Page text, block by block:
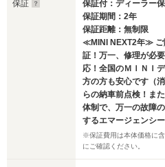
保証
保証付：ディーラー
保証期間：2年
保証距離：無制限
≪MINI NEXT2年≫ ご
証！万一、修理が必
応！全国のＭＩＮＩ
方の方も安心です（
らの納車前点検！ま
体制で、万一の故障
するエマージェンシ
※保証費用は本体価格に
にご確認ください。